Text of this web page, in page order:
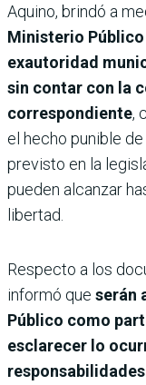
Aquino, brindó a
Ministerio
exautoridad
sin contar con la
correspondiente,
el hecho punible
previsto en la
pueden alcanzar
libertad.
Respecto a los
informó que serán
Público como
esclarecer lo